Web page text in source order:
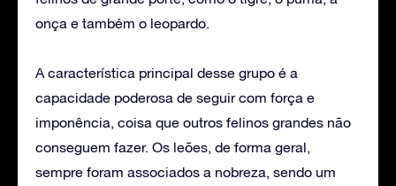
onça e também o leopardo.
A característica principal desse grupo é a
capacidade poderosa de seguir com força e
imponência, coisa que outros felinos grandes não
conseguem fazer. Os leões, de forma geral,
sempre foram associados a nobreza, sendo um